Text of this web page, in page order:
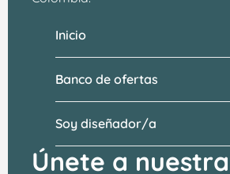
Banco de ofertas
Soy diseñador/a
Inicio
Únete a